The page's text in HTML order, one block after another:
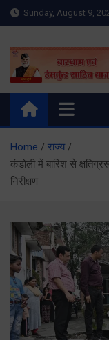
Skip
to
Sunday, August 9,
Meru
News |
meruraibar.com
Home
राज्य
कंडोली में बारिश से
निरीक्षण